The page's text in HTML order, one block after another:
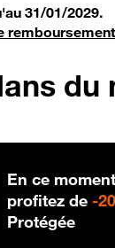
31/01/2029.
remboursement
du
En ce
profitez de -
Protégée